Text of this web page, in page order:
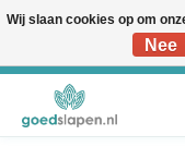
Vóór 12u besteld, volgende
Wij slaan cookies op om
Nee